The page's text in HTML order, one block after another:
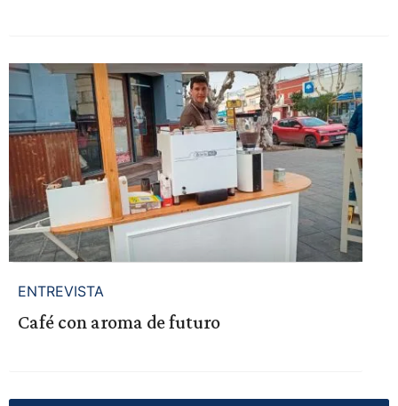
ENTREVISTA
Café con aroma de futuro